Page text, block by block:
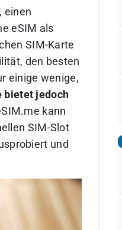
einen
eSIM als
SIM-Karte
den besten
einige wenige,
bietet jedoch
kann
SIM-Slot
und